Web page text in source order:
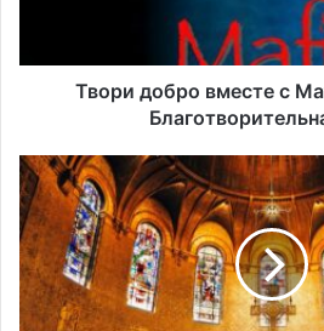
р
е
с
т
е
с
M
Твори добро вместе с
Ж
е
н
щ
и
н
а